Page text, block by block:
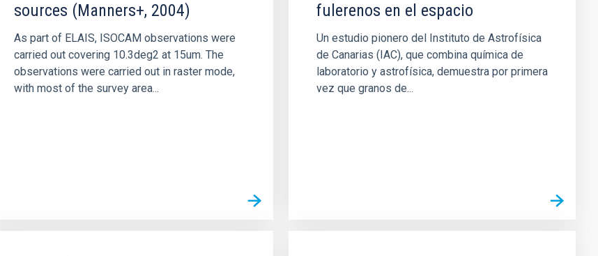
sources (Manners+, 2004)
As part of ELAIS, ISOCAM observations were
carried out covering 10.3deg2 at 15um. The
observations were carried out in raster mode,
with most of the survey area...
fulerenos en el espacio
Un estudio pionero del Instituto de Astrofísica
de Canarias (IAC), que combina química de
laboratorio y astrofísica, demuestra por primera
vez que granos de...